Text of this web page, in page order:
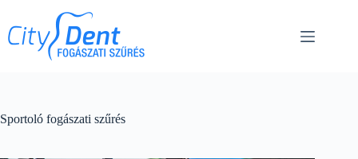
Sportoló fogászati szűrés